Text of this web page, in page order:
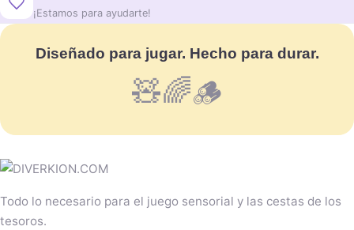
¡Estamos para ayudarte!
Diseñado para jugar. Hecho para durar.
🧸🌈🪵
Todo lo necesario para el juego sensorial y las cestas de los
tesoros.